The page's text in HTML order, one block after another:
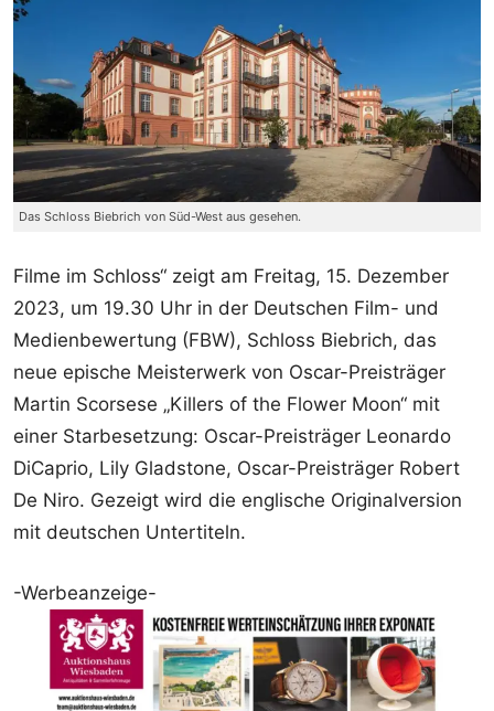
Das Schloss Biebrich von Süd-West aus gesehen.
Filme im Schloss“ zeigt am Freitag, 15. Dezember
2023, um 19.30 Uhr in der Deutschen Film- und
Medienbewertung (FBW), Schloss Biebrich, das
neue epische Meisterwerk von Oscar-Preisträger
Martin Scorsese „Killers of the Flower Moon“ mit
einer Starbesetzung: Oscar-Preisträger Leonardo
DiCaprio, Lily Gladstone, Oscar-Preisträger Robert
De Niro. Gezeigt wird die englische Originalversion
mit deutschen Untertiteln.
-Werbeanzeige-